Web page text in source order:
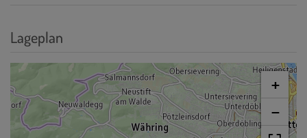
Lageplan
+
−